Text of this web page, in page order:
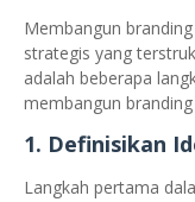
Membangun
strategis yang
adalah beberapa
membangun
1. Definisikan
Langkah pertama